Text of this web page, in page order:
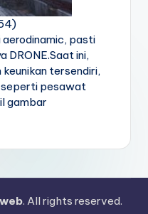
pasti
DRONE.Saat ini,
tersendiri,
pesawat
gambar
. All rights reserved.